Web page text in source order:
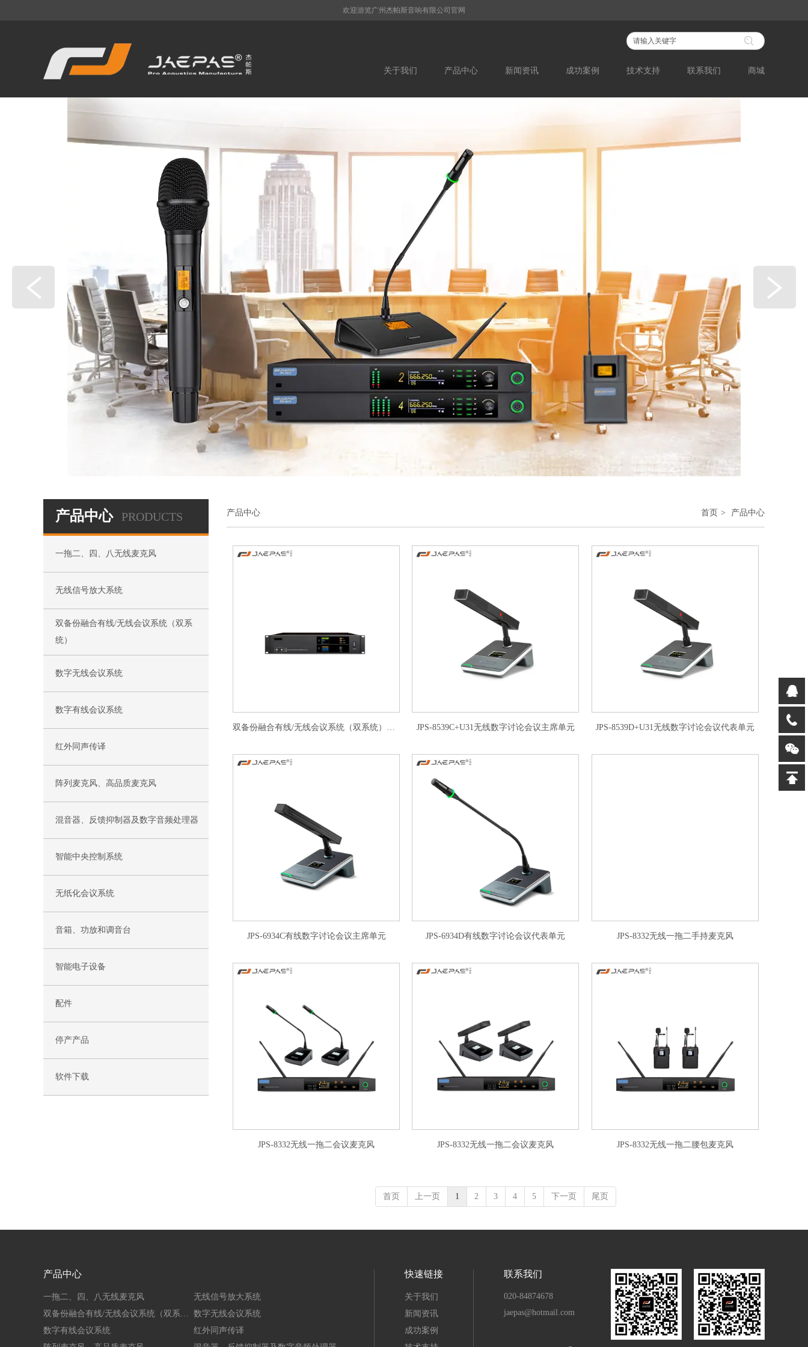
欢迎游览广州杰帕斯音响有限公司官网
关于我们 产品中心 新闻资讯 成功案例 技术支持 联系我们 商城
产品中心 PRODUCTS
一拖二、四、八无线麦克风
无线信号放大系统
双备份融合有线/无线会议系统（双系
统）
数字无线会议系统
数字有线会议系统
红外同声传译
阵列麦克风、高品质麦克风
混音器、反馈抑制器及数字音频处理器
智能中央控制系统
无纸化会议系统
音箱、功放和调音台
智能电子设备
配件
停产产品
软件下载
产品中心 首页 > 产品中心
双备份融合有线/无线会议系统（双系统）会议主机 JPS-8539 JPS-8539C+U31无线数字讨论会议主席单元 JPS-8539D+U31无线数字讨论会议代表单元
JPS-6934C有线数字讨论会议主席单元 JPS-6934D有线数字讨论会议代表单元 JPS-8332无线一拖二手持麦克风
JPS-8332无线一拖二会议麦克风 JPS-8332无线一拖二会议麦克风 JPS-8332无线一拖二腰包麦克风
首页 上一页 1 2 3 4 5 下一页 尾页
产品中心
一拖二、四、八无线麦克风
无线信号放大系统
双备份融合有线/无线会议系统（双系统） 数字无线会议系统
数字有线会议系统
红外同声传译
快速链接
关于我们
新闻资讯
成功案例
联系我们
020-84874678
jaepas@hotmail.com